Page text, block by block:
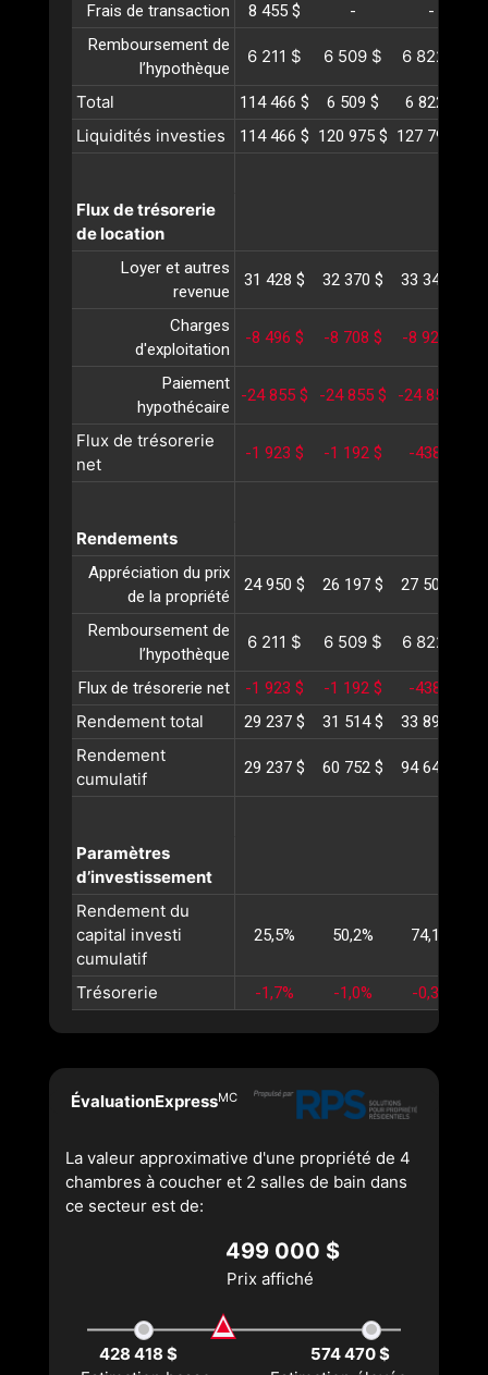
Frais de transaction
8 455 $ -
-
Remboursement de
l’hypothèque
6 211 $ 6 509 $ 6 822 $
Total 114 466 $ 6 509 $ 6 822 $
Liquidités investies 114 466 $ 120 975 $ 127 798 $
Flux de trésorerie
de location
Loyer et autres
revenue
31 428 $ 32 370 $ 33 341 $
Charges
d'exploitation
-8 496 $ -8 708 $ -8 925 $
Paiement
hypothécaire
-24 855 $ -24 855 $ -24 855 $
Flux de trésorerie
net
-1 923 $ -1 192 $ -438 $
Rendements
Appréciation du prix
de la propriété
24 950 $ 26 197 $ 27 507 $
Remboursement de
l’hypothèque
6 211 $ 6 509 $ 6 822 $
Flux de trésorerie net -1 923 $ -1 192 $ -438 $
Rendement total 29 237 $ 31 514 $ 33 890 $
Rendement
cumulatif
29 237 $ 60 752 $ 94 643 $
Paramètres
d’investissement
Rendement du
capital investi
cumulatif
25,5% 50,2% 74,1%
Trésorerie -1,7% -1,0% -0,3%
ÉvaluationExpressMC
La valeur approximative d'une propriété de 4
chambres à coucher et 2 salles de bain dans
ce secteur est de:
499 000 $
Prix affiché
428 418 $
574 470 $